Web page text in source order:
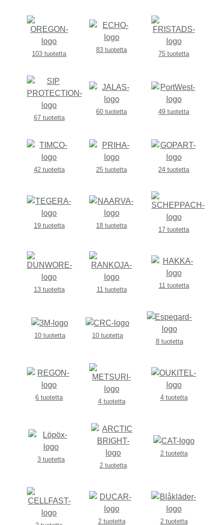
103 tuotetta
83 tuotetta
75 tuotetta
67 tuotetta
60 tuotetta 49 tuotetta
42 tuotetta 25 tuotetta 24 tuotetta
19 tuotetta 18 tuotetta
17 tuotetta
13 tuotetta 11 tuotetta
11 tuotetta
10 tuotetta
10 tuotetta
8 tuotetta
6 tuotetta
4 tuotetta
4 tuotetta
3 tuotetta
2 tuotetta
2 tuotetta
2 tuotetta 2 tuotetta